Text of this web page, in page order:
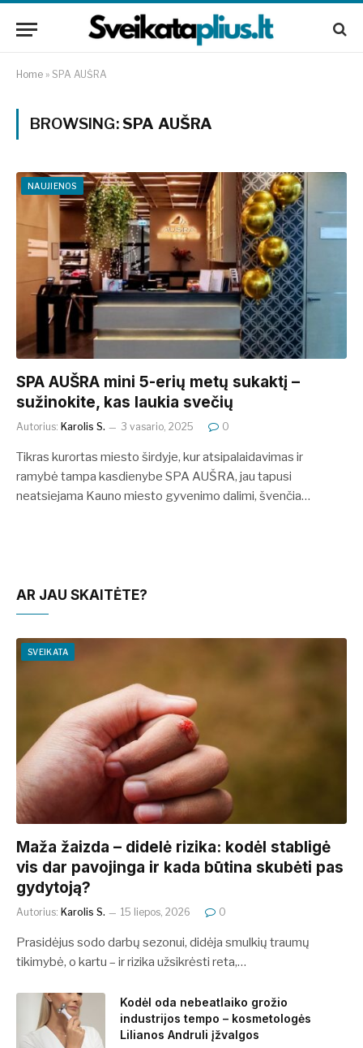
Home » SPA AUŠRA
BROWSING:SPA AUŠRA
NAUJIENOS
SPA AUŠRA mini 5-erių metų sukaktį –
sužinokite, kas laukia svečių
Autorius: Karolis S. 3 vasario, 2025 0
Tikras kurortas miesto širdyje, kur atsipalaidavimas ir
ramybė tampa kasdienybe SPA AUŠRA, jau tapusi
neatsiejama Kauno miesto gyvenimo dalimi, švenčia…
AR JAU SKAITĖTE?
SVEIKATA
​​Maža žaizda – didelė rizika: kodėl stabligė
vis dar pavojinga ir kada būtina skubėti pas
gydytoją?
Autorius: Karolis S. 15 liepos, 2026 0
Prasidėjus sodo darbų sezonui, didėja smulkių traumų
tikimybė, o kartu – ir rizika užsikrėsti reta,…
Kodėl oda nebeatlaiko grožio
industrijos tempo – kosmetologės
Lilianos Andruli įžvalgos